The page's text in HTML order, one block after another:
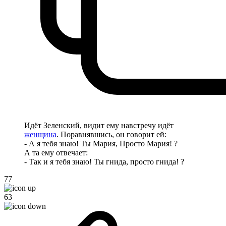
Идёт Зеленский, видит ему навстречу идёт
женщина. Поравнявшись, он говорит ей:
- А я тебя знаю! Ты Мария, Просто Мария! ?
А та ему отвечает:
- Так и я тебя знаю! Ты гнида, просто гнида! ?
77
63